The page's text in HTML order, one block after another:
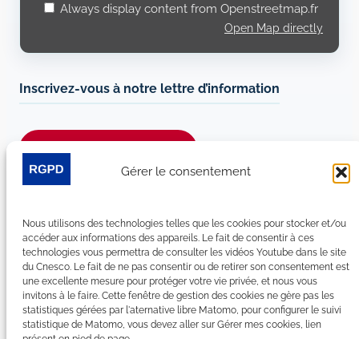
Gérer le consentement
Nous utilisons des technologies telles que les cookies pour stocker et/ou
accéder aux informations des appareils. Le fait de consentir à ces
technologies vous permettra de consulter les vidéos Youtube dans le site
du Cnesco. Le fait de ne pas consentir ou de retirer son consentement est
une excellente mesure pour protéger votre vie privée, et nous vous
invitons à le faire. Cette fenêtre de gestion des cookies ne gère pas les
statistiques gérées par l'aternative libre Matomo, pour configurer le suivi
statistique de Matomo, vous devez aller sur Gérer mes cookies, lien
Always display content from Openstreetmap.fr
Open Map directly
Inscrivez-vous à notre lettre d’information
LinkedIn
YouTube
Facebook
Bluesky
Plan du site